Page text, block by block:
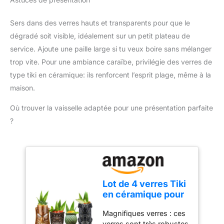
le barmass double
pour les cocktails, mais
aussi pour mesurer avec
précision la crème, le gin,
le schnaps ou d'autres
verre doseur est un
ustensile de bar
POUR CHAQUE SET DE
COCKTAILS : Complétez
votre set d'accessoires
verre à cocktail. Le
verseur doseur facilite le
mélange et le dosage
précis, tandis que le
Sers dans des verres hauts et transparents pour que le
dégradé soit visible, idéalement sur un petit plateau de
service. Ajoute une paille large si tu veux boire sans mélanger
trop vite. Pour une ambiance caraïbe, privilégie des verres de
type tiki en céramique: ils renforcent l’esprit plage, même à la
maison.
Où trouver la vaisselle adaptée pour une présentation parfaite
?
Lot de 4 verres Tiki
en céramique pour
grands verres
Magnifiques verres : ces